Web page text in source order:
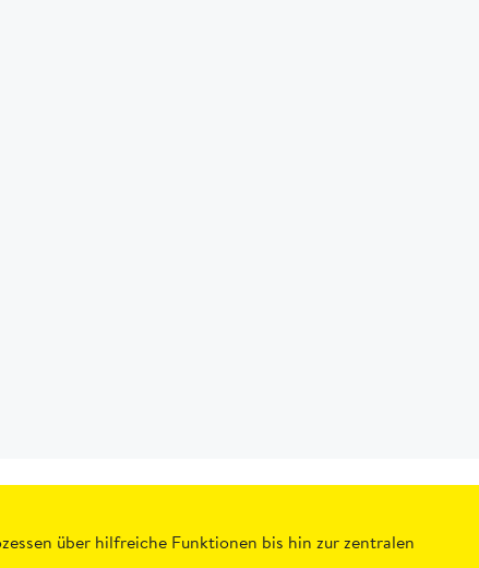
über hilfreiche Funktionen bis hin zur zentralen